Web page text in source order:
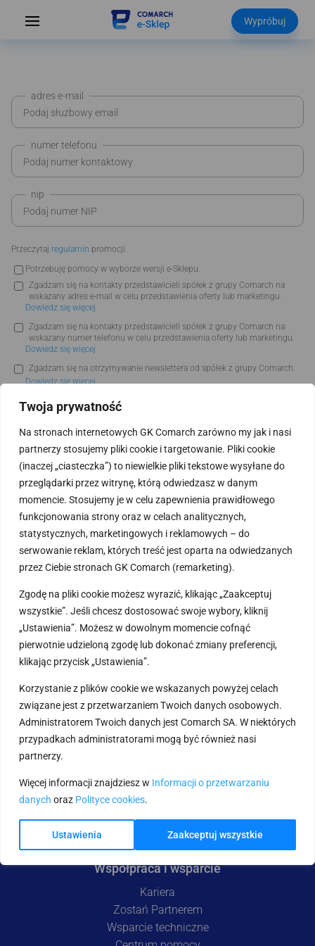
Twoja prywatność
Na stronach internetowych GK Comarch zarówno my jak i nasi
partnerzy stosujemy pliki cookie i targetowanie. Pliki cookie
(inaczej „ciasteczka”) to niewielkie pliki tekstowe wysyłane do
przeglądarki przez witrynę, którą odwiedzasz w danym
momencie. Stosujemy je w celu zapewnienia prawidłowego
funkcjonowania strony oraz w celach analitycznych,
statystycznych, marketingowych i reklamowych – do
serwowanie reklam, których treść jest oparta na odwiedzanych
przez Ciebie stronach GK Comarch (remarketing).
Zgodę na pliki cookie możesz wyrazić, klikając „Zaakceptuj
wszystkie”. Jeśli chcesz dostosować swoje wybory, kliknij
„Ustawienia”. Możesz w dowolnym momencie cofnąć
pierwotnie udzieloną zgodę lub dokonać zmiany preferencji,
klikając przycisk „Ustawienia”.
Korzystanie z plików cookie we wskazanych powyżej celach
związane jest z przetwarzaniem Twoich danych osobowych.
Administratorem Twoich danych jest Comarch SA. W niektórych
przypadkach administratorami mogą być również nasi
partnerzy.
Więcej informacji znajdziesz w Informacji o przetwarzaniu
danych oraz Polityce cookies.
Ustawienia Zaakceptuj wszystkie
Wypróbuj
adres e-mail
numer telefonu
nip
Przeczytaj regulamin promocji.
Potrzebuję pomocy w wyborze wersji e-Sklepu.
Zgadzam się na kontakty przedstawicieli spółek z grupy Comarch na
wskazany adres e-mail w celu przedstawienia oferty lub marketingu.
Dowiedz się więcej
Zgadzam się na kontakty przedstawicieli spółek z grupy Comarch na
wskazany numer telefonu w celu przedstawienia oferty lub marketingu.
Dowiedz się więcej
Zgadzam się na otrzymywanie newslettera od spółek z grupy Comarch.
Dowiedz się więcej
Wysyłając formularz udostępniasz nam Twoje dane osobowe. Przeczytaj:
Comarch oraz o Twoich uprawnieniach.
Informujemy Cię, że Comarch S.A. jest producentem systemów ERP, które
sprzedawane i wdrażane są przez Autoryzowaną Sieć Partnerów Comarch. W
związku z takim modelem sprzedaży może skontaktować się z Tobą zarówno
przedstawiciel Comarch S.A. jak i przedstawiciel firmy Partnerskiej Comarch.
Comarch e-Sklep
Wypróbuj za darmo
Cennik
Integracje
Pakiet korzyści
Comarch e-Sklep B2B
Współpraca i wsparcie
Kariera
Zostań Partnerem
Wsparcie techniczne